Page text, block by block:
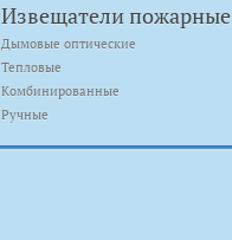
Извещатели пожарные
Дымовые оптические
Тепловые
Комбинированные
Ручные